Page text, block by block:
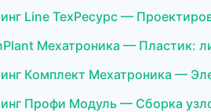
Line ТехРесурс —
Мехатроника — Пластик:
Комплект Мехатроника —
Профи Модуль — Сборка